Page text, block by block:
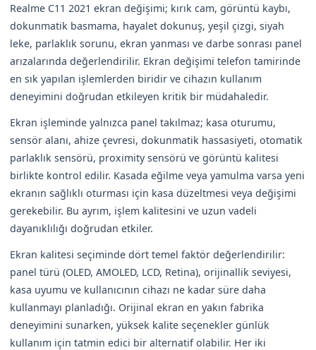
Realme C11 2021 ekran değişimi; kırık cam, görüntü kaybı,
dokunmatik basmama, hayalet dokunuş, yeşil çizgi, siyah
leke, parlaklık sorunu, ekran yanması ve darbe sonrası panel
arızalarında değerlendirilir. Ekran değişimi telefon tamirinde
en sık yapılan işlemlerden biridir ve cihazın kullanım
deneyimini doğrudan etkileyen kritik bir müdahaledir.
Ekran işleminde yalnızca panel takılmaz; kasa oturumu,
sensör alanı, ahize çevresi, dokunmatik hassasiyeti, otomatik
parlaklık sensörü, proximity sensörü ve görüntü kalitesi
birlikte kontrol edilir. Kasada eğilme veya yamulma varsa yeni
ekranın sağlıklı oturması için kasa düzeltmesi veya değişimi
gerekebilir. Bu ayrım, işlem kalitesini ve uzun vadeli
dayanıklılığı doğrudan etkiler.
Ekran kalitesi seçiminde dört temel faktör değerlendirilir:
panel türü (OLED, AMOLED, LCD, Retina), orijinallik seviyesi,
kasa uyumu ve kullanıcının cihazı ne kadar süre daha
kullanmayı planladığı. Orijinal ekran en yakın fabrika
deneyimini sunarken, yüksek kalite seçenekler günlük
kullanım için tatmin edici bir alternatif olabilir. Her iki